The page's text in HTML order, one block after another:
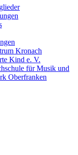
Kronach
Kind e. V.
für Musik und
Oberfranken